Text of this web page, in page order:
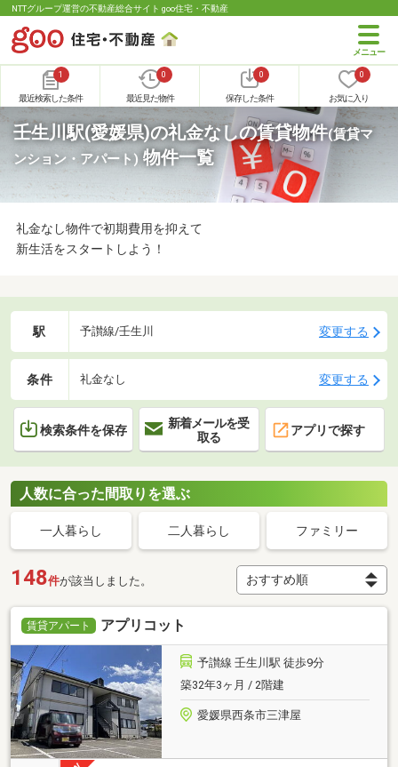
NTTグループ運営の不動産総合サイト goo住宅・不動産
1
最近検索した条件
0
最近見た物件
0
保存した条件
0
お気に入り
壬生川駅(愛媛県)の礼金なしの賃貸物件(賃貸マ
ンション・アパート) 物件一覧
礼金なし物件で初期費用を抑えて
新生活をスタートしよう！
駅 予讃線/壬生川 変更する
条件 礼金なし 変更する
検索条件を保存
新着メールを受
取る
アプリで探す
人数に合った間取りを選ぶ
一人暮らし 二人暮らし ファミリー
148件が該当しました。
賃貸アパート アプリコット
予讃線 壬生川駅 徒歩9分
築32年3ヶ月 / 2階建
愛媛県西条市三津屋